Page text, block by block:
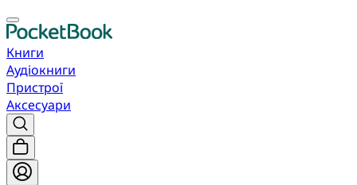
Книги
Аудіокниги
Пристрої
Аксесуари